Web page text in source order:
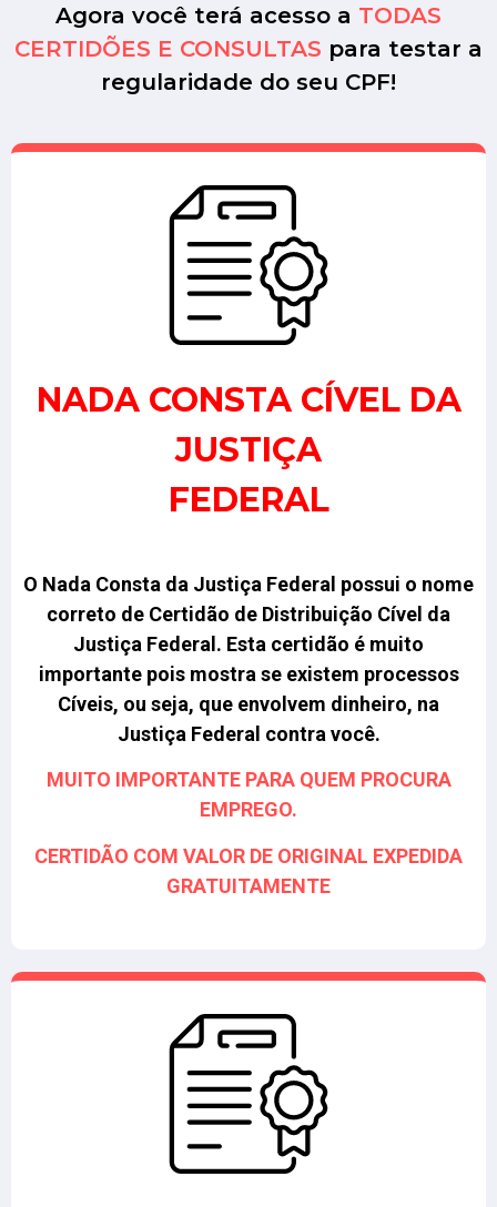
Agora você terá acesso a TODAS
CERTIDÕES E CONSULTAS para testar a
regularidade do seu CPF!
NADA CONSTA CÍVEL DA
JUSTIÇA
FEDERAL
O Nada Consta da Justiça Federal possui o nome
correto de Certidão de Distribuição Cível da
Justiça Federal. Esta certidão é muito
importante pois mostra se existem processos
Cíveis, ou seja, que envolvem dinheiro, na
Justiça Federal contra você.
MUITO IMPORTANTE PARA QUEM PROCURA
EMPREGO.
CERTIDÃO COM VALOR DE ORIGINAL EXPEDIDA
GRATUITAMENTE